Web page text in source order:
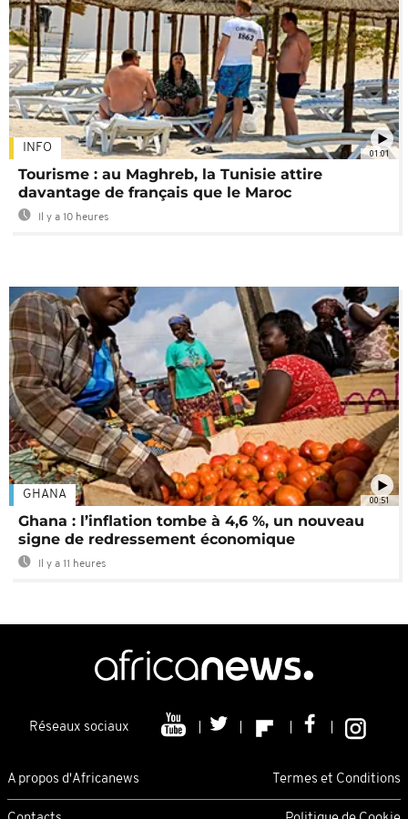
01:01
INFO
Tourisme : au Maghreb, la Tunisie attire
davantage de français que le Maroc
Il y a 10 heures
00:51
GHANA
Ghana : l’inflation tombe à 4,6 %, un nouveau
signe de redressement économique
Il y a 11 heures
Réseaux sociaux
A propos d'Africanews Termes et Conditions